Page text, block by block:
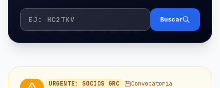
Buscar
URGENTE: SOCIOS GRC Convocatoria